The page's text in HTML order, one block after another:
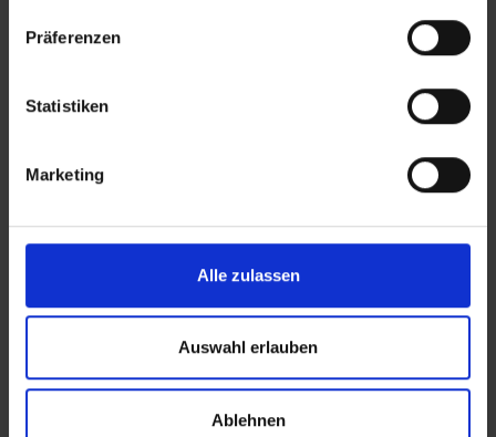
Präferenzen
Statistiken
Marketing
Alle zulassen
Auswahl erlauben
Ablehnen
Bitte beachten Sie, dass der Transferbus nicht
ca. 180m vom Hotel entfernt.
Lage: Hotel Apartamentos Tao Morro Jable,
Fuerteventura (Kanaren)
Hotel auf der Karte anzeigen